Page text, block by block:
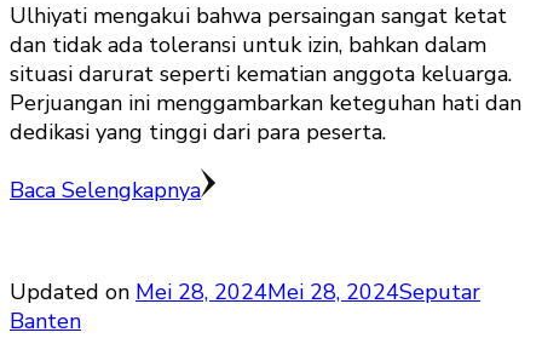
Ulhiyati mengakui bahwa persaingan sangat ketat
dan tidak ada toleransi untuk izin, bahkan dalam
situasi darurat seperti kematian anggota keluarga.
Perjuangan ini menggambarkan keteguhan hati dan
dedikasi yang tinggi dari para peserta.
Baca Selengkapnya
Updated on Mei 28, 2024Mei 28, 2024Seputar
Banten